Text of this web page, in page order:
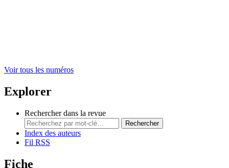
Voir tous les numéros
Explorer
Rechercher dans la revue
Rechercher
Index des auteurs
Fil RSS
Fiche